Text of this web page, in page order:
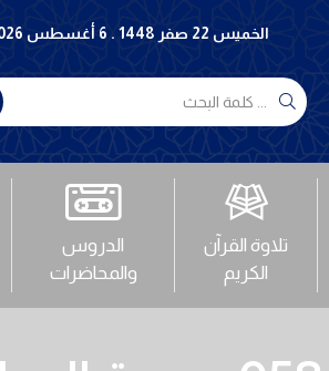
الخميس 22 صفر 1448 . 6 أغسطس 2026
تلاوة القرآن
الكريم
الدروس
والمحاضرات